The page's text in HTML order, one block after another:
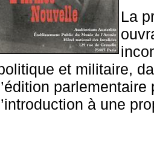
La
et militaire,
à une